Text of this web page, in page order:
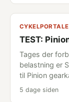
TEST:
Tages der
belastning er
til Pinion
5 dage siden